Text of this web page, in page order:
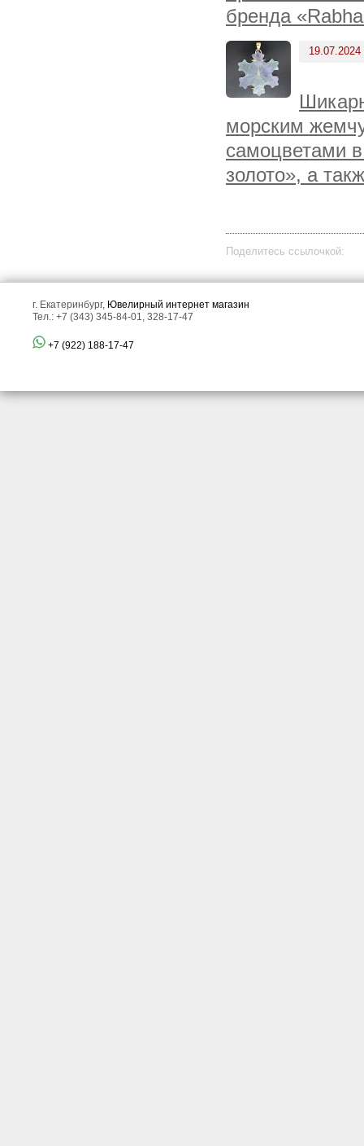
бренда
19.07.2024
морским
самоцветами
золото», а
Поделитесь ссылочкой:
г. Екатеринбург, Ювелирный интернет магазин
Тел.: +7 (343) 345-84-01, 328-17-47
+7 (922) 188-17-47